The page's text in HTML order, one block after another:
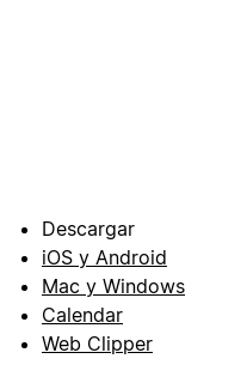
Descargar
iOS y Android
Mac y Windows
Calendar
Web Clipper